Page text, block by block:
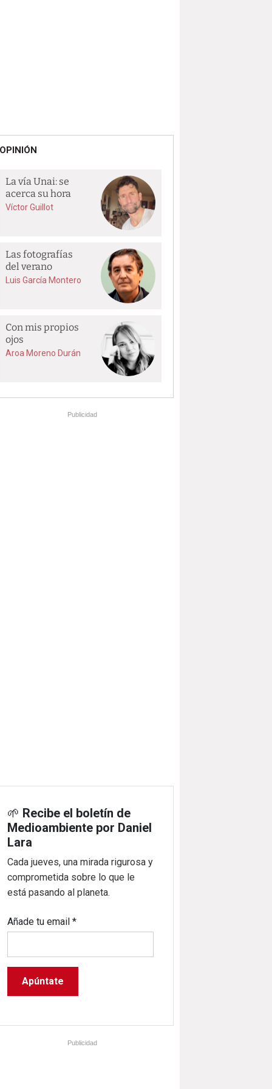
OPINIÓN
La vía Unai: se
acerca su hora
Víctor Guillot
Las fotografías
del verano
Luis García Montero
Con mis propios
ojos
Aroa Moreno Durán
Publicidad
🌱 Recibe el boletín de
Medioambiente por Daniel
Lara
Cada jueves, una mirada rigurosa y
comprometida sobre lo que le
está pasando al planeta.
Añade tu email*
Publicidad